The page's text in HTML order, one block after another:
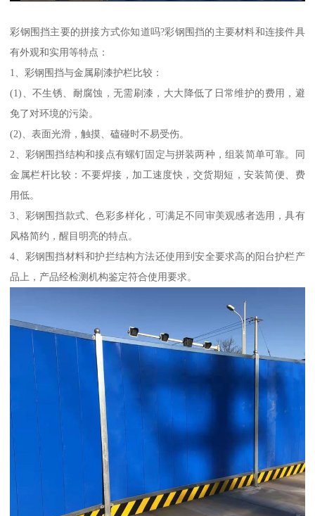
彩钢围挡主要的拼接方式你知道吗?彩钢围挡的主要材料和连接件具
有外观和实用等特点：
1、彩钢围挡与金属刷漆护栏比较：
(1)、不生锈、耐腐蚀，无需刷漆，大大降低了日常维护的费用，避
免了对环境的污染。
(2)、表面光滑，触摸、磕碰时不易受伤。
2、彩钢围挡结构和接点有螺钉固定与拼装两种，组装简单可靠。同
金属栏杆比较：不要焊接，加工速度快，交货期短，安装简便、费
用低。
3、彩钢围挡款式、色彩多样化，可满足不同审美观感者选用，具有
风格简约，醒目明亮的特点。
4、彩钢围挡材料和护拦结构方法还使用到安全要求高的阳台护栏产
品上，产品经检测机构鉴定符合使用要求。